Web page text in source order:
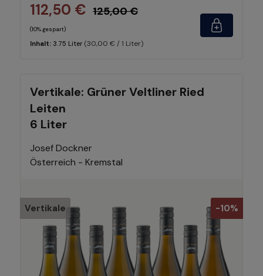
112,50 € 125,00 €
(10% gespart)
Inhalt: 3.75 Liter (30,00 € / 1 Liter)
Vertikale: Grüner Veltliner Ried
Leiten
6 Liter
Josef Dockner
Österreich - Kremstal
-10%
Vertikale